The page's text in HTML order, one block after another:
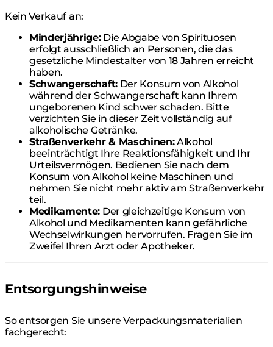
Kein Verkauf an:
Minderjährige:Die Abgabe von Spirituosen
erfolgt ausschließlich an Personen, die das
gesetzliche Mindestalter von 18 Jahren erreicht
haben.
Schwangerschaft:Der Konsum von Alkohol
während der Schwangerschaft kann Ihrem
ungeborenen Kind schwer schaden. Bitte
verzichten Sie in dieser Zeit vollständig auf
alkoholische Getränke.
Straßenverkehr & Maschinen:Alkohol
beeinträchtigt Ihre Reaktionsfähigkeit und Ihr
Urteilsvermögen. Bedienen Sie nach dem
Konsum von Alkohol keine Maschinen und
nehmen Sie nicht mehr aktiv am Straßenverkehr
teil.
Medikamente: Der gleichzeitige Konsum von
Alkohol und Medikamenten kann gefährliche
Wechselwirkungen hervorrufen. Fragen Sie im
Zweifel Ihren Arzt oder Apotheker.
Entsorgungshinweise
So entsorgen Sie unsere Verpackungsmaterialien
fachgerecht: